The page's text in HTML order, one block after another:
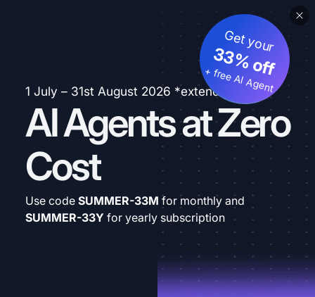
1 July – 31st August 2026 *extended
AI Agents at Zero
Cost
Get your
33% off
+ free AI Agent
Use code SUMMER-33M for monthly and
SUMMER-33Y for yearly subscription